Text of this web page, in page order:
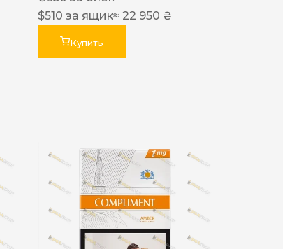
$510 за ящик≈ 22 950 ₴
Купить